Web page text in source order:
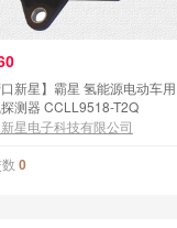
口新星】霸星 氢能源电动车用
测器 CCLL9518-T2Q
星电子科技有限公司
0